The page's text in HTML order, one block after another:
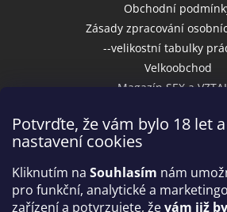
Potvrďte, že vám bylo 18 let
nastavení cookies
Kliknutím na Souhlasím nám
pro funkční, analytické a
zařízení a potvrzujete, ževám již
Obchodní
Zásady zpracování
--velikostní tabulky
Velkoobchod
Magazín SEX a
Přijímáme online